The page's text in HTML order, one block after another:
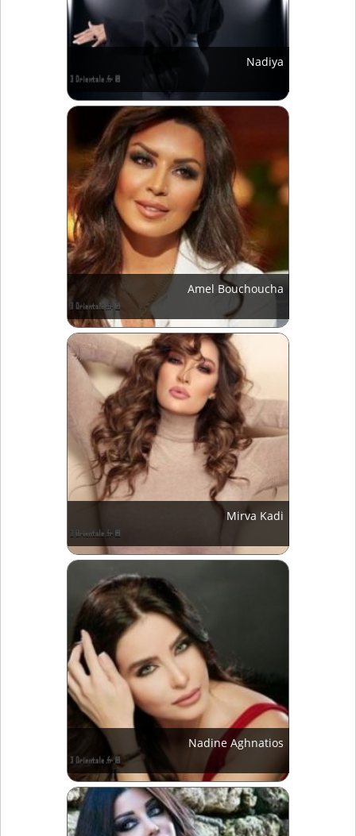
Nadiya
Amel Bouchoucha
Mirva Kadi
Nadine Aghnatios